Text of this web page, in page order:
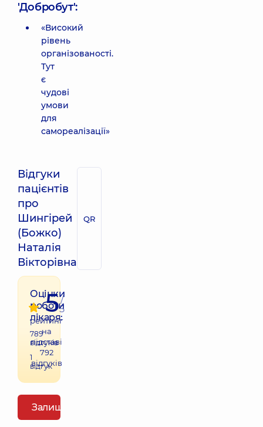
'Добробут':
«Високий
рівень
організованості.
Тут
є
чудові
умови
для
самореалізації»
Відгуки
пацієнтів
про
Шингірей
(Божко)
Наталія
Вікторівна
QR
Оцінки
роботи
лікаря:
789
відгуків
1
відгук
5/
5
рейтинг
на
підставі
792
відгуків
Залишити відгук